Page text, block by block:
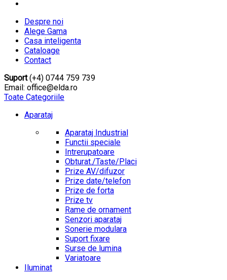
Despre noi
Alege Gama
Casa inteligenta
Cataloage
Contact
Suport(+4) 0744 759 739
Email: office@elda.ro
Toate Categoriile
Aparataj
Aparataj Industrial
Functii speciale
Intrerupatoare
Obturat./Taste/Placi
Prize AV/difuzor
Prize date/telefon
Prize de forta
Prize tv
Rame de ornament
Senzori aparataj
Sonerie modulara
Suport fixare
Surse de lumina
Variatoare
Iluminat